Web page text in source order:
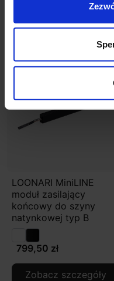
LOONARI MiniLINE
moduł zasilający
końcowy do szyny
natynkowej typ B
799,50 zł
Zobacz szczegóły